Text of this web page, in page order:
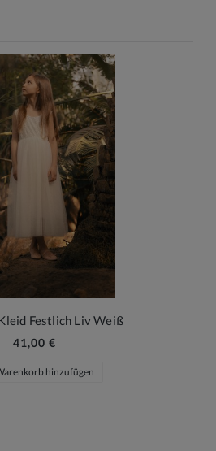
Festlich Liv Weiß
41,00 €
hinzufügen